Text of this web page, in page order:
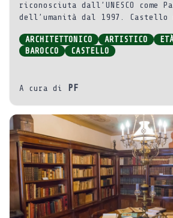
riconosciuta dall’UNESCO come
dell’umanità dal 1997.
fino all’Ottocento. Conserva
interni ricchi di arredi e
ARCHITETTONICO ARTISTICO
BAROCCO
CASTELLO
A cura di PF